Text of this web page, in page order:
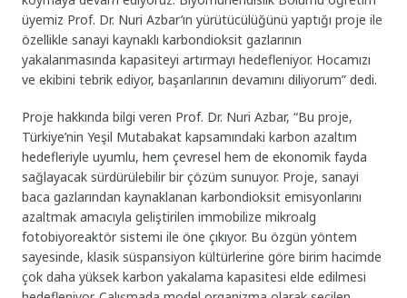
üyemiz Prof. Dr. Nuri Azbar’ın yürütücülüğünü yaptığı proje ile
özellikle sanayi kaynaklı karbondioksit gazlarının
yakalanmasında kapasiteyi artırmayı hedefleniyor. Hocamızı
ve ekibini tebrik ediyor, başarılarının devamını diliyorum” dedi.
Proje hakkında bilgi veren Prof. Dr. Nuri Azbar, “Bu proje,
Türkiye’nin Yeşil Mutabakat kapsamındaki karbon azaltım
hedefleriyle uyumlu, hem çevresel hem de ekonomik fayda
sağlayacak sürdürülebilir bir çözüm sunuyor. Proje, sanayi
baca gazlarından kaynaklanan karbondioksit emisyonlarını
azaltmak amacıyla geliştirilen immobilize mikroalg
fotobiyoreaktör sistemi ile öne çıkıyor. Bu özgün yöntem
sayesinde, klasik süspansiyon kültürlerine göre birim hacimde
çok daha yüksek karbon yakalama kapasitesi elde edilmesi